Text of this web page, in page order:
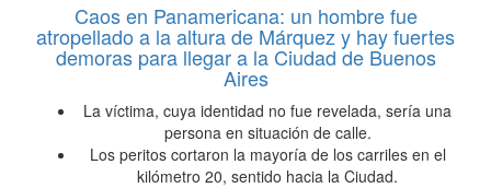
Caos en Panamericana: un hombre fue
atropellado a la altura de Márquez y hay fuertes
demoras para llegar a la Ciudad de Buenos
Aires
La víctima, cuya identidad no fue revelada, sería una
persona en situación de calle.
Los peritos cortaron la mayoría de los carriles en el
kilómetro 20, sentido hacia la Ciudad.